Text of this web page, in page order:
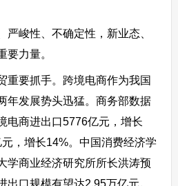
严峻性、不确定性，新业态、
要力量。
重要抓手。跨境电商作为我国
年发展势头迅猛。商务部数据
电商进出口5776亿元，增长
，增长14%。中国消费经济学
学商业经济研究所所长洪涛预
出口规模有望达2.95万亿元。